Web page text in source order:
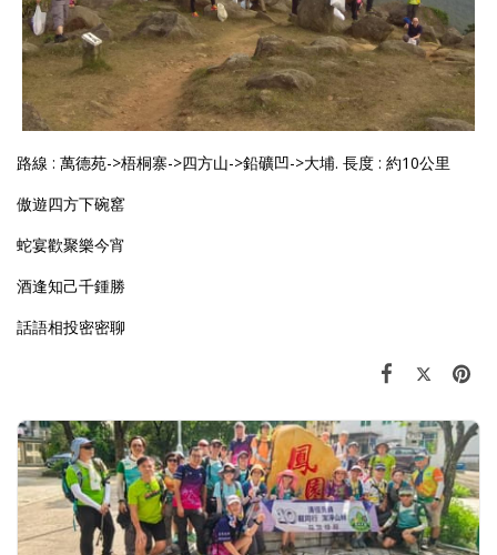
路線 : 萬德苑->梧桐寨->四方山->鉛礦凹->大埔. 長度 : 約10公里
傲遊四方下碗窰
蛇宴歡聚樂今宵
酒逢知己千鍾勝
話語相投密密聊